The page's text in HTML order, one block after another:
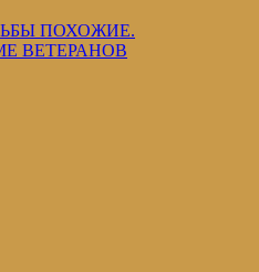
ПОХОЖИЕ.
ВЕТЕРАНОВ